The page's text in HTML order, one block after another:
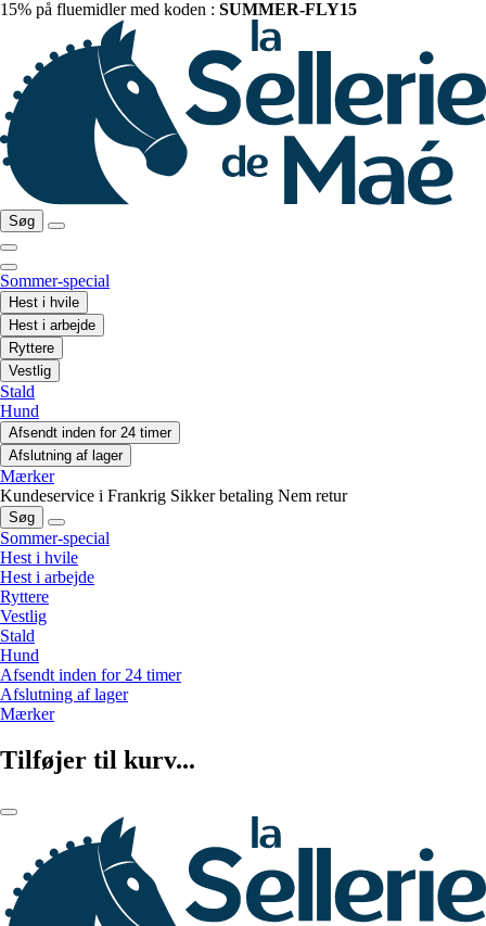
15% på fluemidler med koden : SUMMER-FLY15
Søg
Sommer-special
Hest i hvile
Hest i arbejde
Ryttere
Vestlig
Stald
Hund
Afsendt inden for 24 timer
Afslutning af lager
Mærker
Kundeservice i Frankrig Sikker betaling Nem retur
Søg
Sommer-special
Hest i hvile
Hest i arbejde
Ryttere
Vestlig
Stald
Hund
Afsendt inden for 24 timer
Afslutning af lager
Mærker
Tilføjer til kurv...